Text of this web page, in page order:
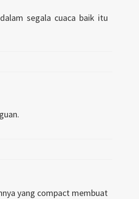
segala cuaca baik itu
yang compact membuat